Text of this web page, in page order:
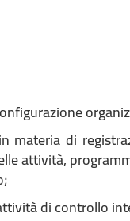
materia di
attività,
di controllo